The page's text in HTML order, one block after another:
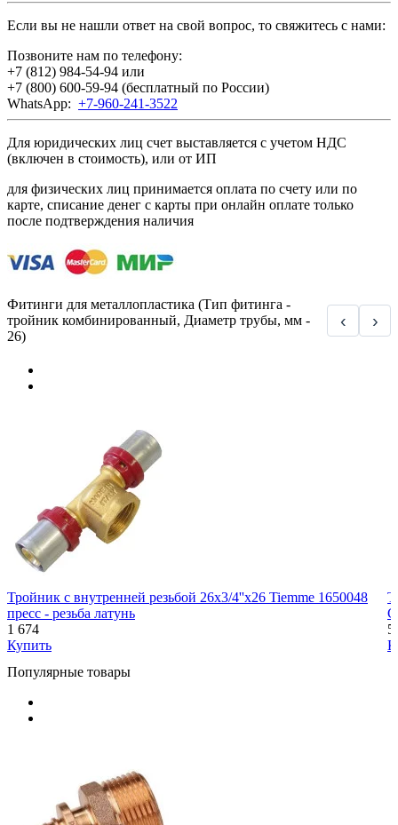
Если вы не нашли ответ на свой вопрос, то свяжитесь с нами:
Позвоните нам по телефону:
+7 (812) 984-54-94 или
+7 (800) 600-59-94 (бесплатный по России)
WhatsApp: +7-960-241-3522
Для юридических лиц счет выставляется с учетом НДС
(включен в стоимость), или от ИП
для физических лиц принимается оплата по счету или по
карте, списание денег с карты при онлайн оплате только
после подтверждения наличия
Фитинги для металлопластика (Тип фитинга -
тройник комбинированный, Диаметр трубы, мм -
26)
‹ ›
Тройник с внутренней резьбой 26х3/4''x26 Tiemme 1650048
пресс - резьба латунь
1 674
Купить
Популярные товары